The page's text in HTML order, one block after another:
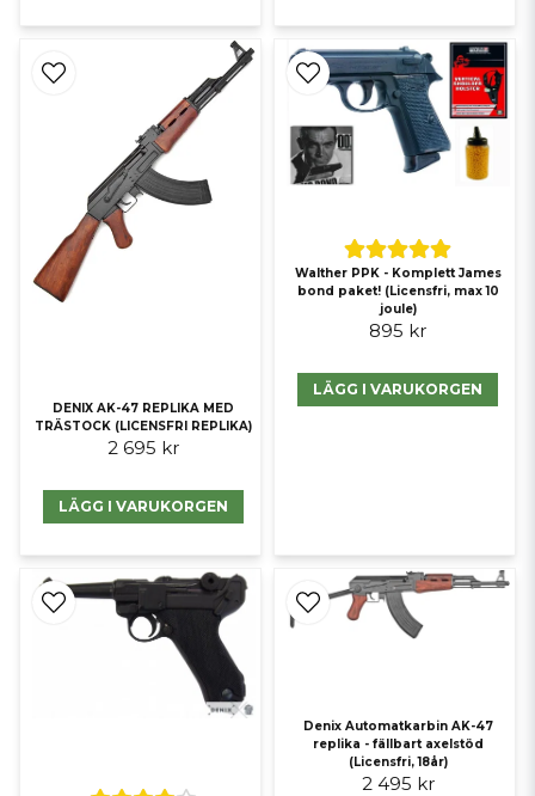
DENIX AK-47 REPLIKA MED
TRÄSTOCK (LICENSFRI REPLIKA)
2 695 kr
LÄGG I VARUKORGEN
Walther PPK - Komplett James
bond paket! (Licensfri, max 10
joule)
895 kr
LÄGG I VARUKORGEN
Denix Automatkarbin AK-47
replika - fällbart axelstöd
(Licensfri, 18år)
2 495 kr